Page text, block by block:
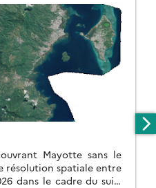
Mayotte sans le
résolution spatiale entre
dans le cadre du suivi